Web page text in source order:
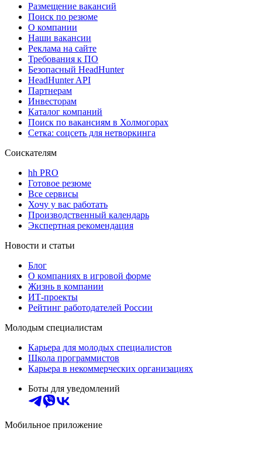
Размещение вакансий
Поиск по резюме
О компании
Наши вакансии
Реклама на сайте
Требования к ПО
Безопасный HeadHunter
HeadHunter API
Партнерам
Инвесторам
Каталог компаний
Поиск по вакансиям в Холмогорах
Сетка: соцсеть для нетворкинга
Соискателям
hh PRO
Готовое резюме
Все сервисы
Хочу у вас работать
Производственный календарь
Экспертная рекомендация
Новости и статьи
Блог
О компаниях в игровой форме
Жизнь в компании
ИТ-проекты
Рейтинг работодателей России
Молодым специалистам
Карьера для молодых специалистов
Школа программистов
Карьера в некоммерческих организациях
Боты для уведомлений
Мобильное приложение